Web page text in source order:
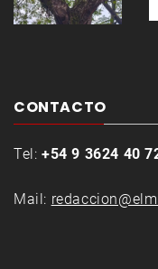
CONTACTO
Tel: +54 9 3624 40
Mail: